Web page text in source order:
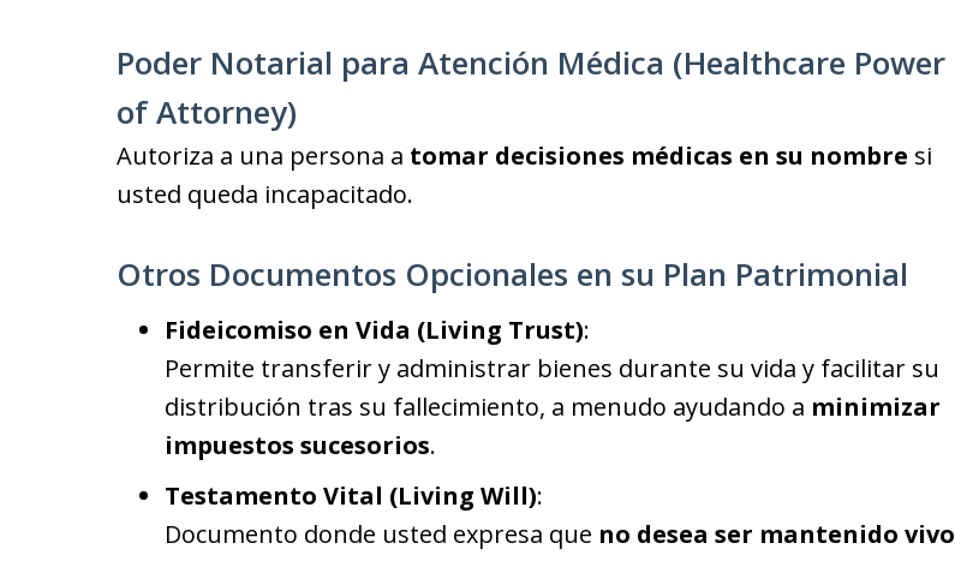
Poder Notarial para Atención Médica (Healthcare Power
of Attorney)
Autoriza a una persona a tomar decisiones médicas en su nombre si
usted queda incapacitado.
Otros Documentos Opcionales en su Plan Patrimonial
Fideicomiso en Vida (Living Trust):
Permite transferir y administrar bienes durante su vida y facilitar su
distribución tras su fallecimiento, a menudo ayudando a minimizar
impuestos sucesorios.
Testamento Vital (Living Will):
Documento donde usted expresa que no desea ser mantenido vivo